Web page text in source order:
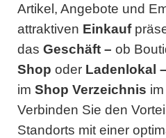
Artikel, Angebote und
attraktiven Einkauf
das Geschäft – ob
Shop oder Ladenlokal –
im Shop Verzeichnis im
Verbinden Sie den
Standorts mit einer